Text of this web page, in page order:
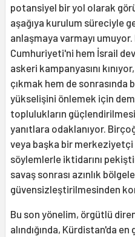
potansiyel bir yol olarak
aşağıya kurulum süreciyle
anlaşmaya varmayı
Cumhuriyeti'ni hem İsrail
askeri kampanyasını
çıkmak hem de
yükselişini önlemek için
toplulukların
yanıtlara odaklanıyor.
veya başka bir
söylemlerle iktidarını
savaş sonrası azınlık
güvensizleştirilmesinden
Bu son yönelim, örgütlü
alındığında, Kürdistan'da en